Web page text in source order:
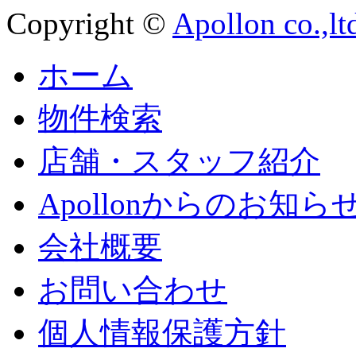
Copyright © Apollon
ホーム
物件検索
店舗・スタッフ紹介
Apollonからのお知ら
会社概要
お問い合わせ
個人情報保護方針